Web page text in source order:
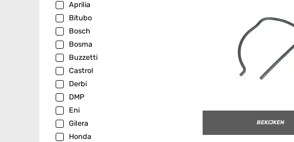
Aprilia
Bitubo
Bosch
Bosma
Buzzetti
Castrol
Derbi
DMP
Eni
Gilera
Honda
BEKIJKEN